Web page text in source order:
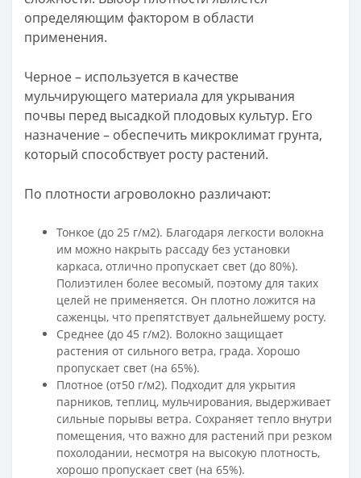
определяющим фактором в области
применения.
Черное – используется в качестве
мульчирующего материала для укрывания
почвы перед высадкой плодовых культур. Его
назначение – обеспечить микроклимат грунта,
который способствует росту растений.
По плотности агроволокно различают:
Тонкое (до 25 г/м2). Благодаря легкости волокна
им можно накрыть рассаду без установки
каркаса, отлично пропускает свет (до 80%).
Полиэтилен более весомый, поэтому для таких
целей не применяется. Он плотно ложится на
саженцы, что препятствует дальнейшему росту.
Среднее (до 45 г/м2). Волокно защищает
растения от сильного ветра, града. Хорошо
пропускает свет (на 65%).
Плотное (от50 г/м2). Подходит для укрытия
парников, теплиц, мульчирования, выдерживает
сильные порывы ветра. Сохраняет тепло внутри
помещения, что важно для растений при резком
похолодании, несмотря на высокую плотность,
хорошо пропускает свет (на 65%).